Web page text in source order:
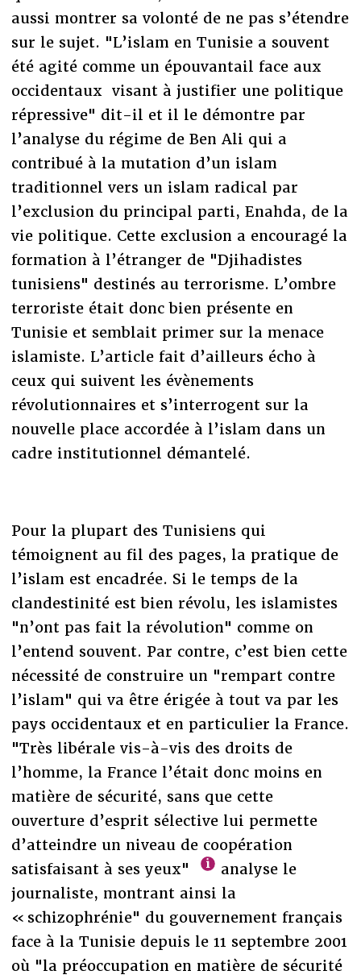
aussi montrer sa volonté de ne pas s’étendre
sur le sujet. "L’islam en Tunisie a souvent
été agité comme un épouvantail face aux
occidentaux visant à justifier une politique
répressive" dit-il et il le démontre par
l’analyse du régime de Ben Ali qui a
contribué à la mutation d’un islam
traditionnel vers un islam radical par
l’exclusion du principal parti, Enahda, de la
vie politique. Cette exclusion a encouragé la
formation à l’étranger de "Djihadistes
tunisiens" destinés au terrorisme. L’ombre
terroriste était donc bien présente en
Tunisie et semblait primer sur la menace
islamiste. L’article fait d’ailleurs écho à
ceux qui suivent les évènements
révolutionnaires et s’interrogent sur la
nouvelle place accordée à l’islam dans un
cadre institutionnel démantelé.
Pour la plupart des Tunisiens qui
témoignent au fil des pages, la pratique de
l’islam est encadrée. Si le temps de la
clandestinité est bien révolu, les islamistes
"n’ont pas fait la révolution" comme on
l’entend souvent. Par contre, c’est bien cette
nécessité de construire un "rempart contre
l’islam" qui va être érigée à tout va par les
pays occidentaux et en particulier la France.
"Très libérale vis-à-vis des droits de
l’homme, la France l’était donc moins en
matière de sécurité, sans que cette
ouverture d’esprit sélective lui permette
d’atteindre un niveau de coopération
satisfaisant à ses yeux"
analyse le
journaliste, montrant ainsi la
« schizophrénie" du gouvernement français
face à la Tunisie depuis le 11 septembre 2001
où "la préoccupation en matière de sécurité